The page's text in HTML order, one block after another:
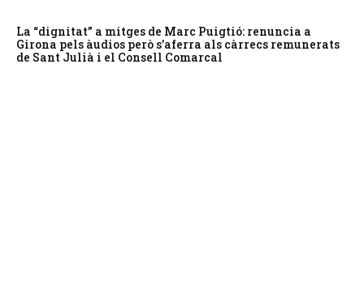
La “dignitat” a mitges de Marc Puigtió: renuncia a
Girona pels àudios però s’aferra als càrrecs remunerats
de Sant Julià i el Consell Comarcal